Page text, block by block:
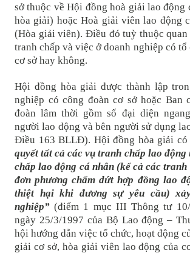
sở thuộc về Hội đồng hoà giải lao động
hòa giải) hoặc Hoà giải viên lao động
(Hòa giải viên). Điều đó tuỳ thuộc quan
tranh chấp và việc ở doanh nghiệp có tổ
cơ sở hay không.
Hội đồng hòa giải được thành lập
nghiệp có công đoàn cơ sở hoặc Ban
đoàn lâm thời gồm số đại diện
người lao động và bên người sử dụng
Điều 163 BLLĐ). Hội đồng hòa giải có
quyết tất cả các vụ tranh chấp lao động
chấp lao động cá nhân (kể cả các tranh
đơn phương chấm dứt hợp đồng lao
thiệt hại khi đương sự yêu cầu)
nghiệp” (điểm 1 mục III Thông tư
ngày 25/3/1997 của Bộ Lao động –
hội hướng dẫn việc tổ chức, hoạt động
giải cơ sở, hòa giải viên lao động của